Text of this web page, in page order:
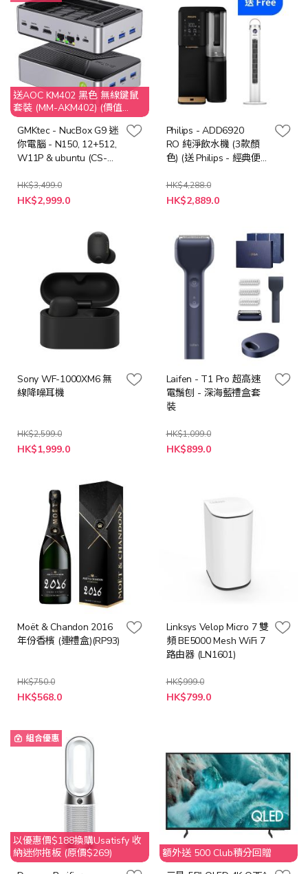
送AOC KM402 黑色 無線鍵鼠
套裝 (MM-AKM402) (價值
$149)
GMKtec - NucBox G9 迷
你電腦 - N150, 12+512,
W11P & ubuntu (CS-
HK$3,499.0
特
殊
HK$2,999.0
Philips - ADD6920
RO 純淨飲水機 (3款顏
色) (送 Philips - 經典便
(價值: $898))
HK$4,288.0
HK$2,889.0
Sony WF-1000XM6 無
線降噪耳機
HK$2,599.0
HK$1,999.0
Laifen - T1 Pro 超高速
電鬚刨 - 深海藍禮盒套
裝
HK$1,099.0
特
殊
HK$899.0
Moët & Chandon 2016
年份香檳 (連禮盒)(RP93)
HK$750.0
特
殊
HK$568.0
Linksys Velop Micro 7 雙
頻 BE5000 Mesh WiFi 7
路由器 (LN1601)
HK$999.0
特
殊
HK$799.0
組合優惠
以優惠價$188換購Usatisfy 收
納迷你拖板 (原價$269)
額外送 500 Club積分回贈